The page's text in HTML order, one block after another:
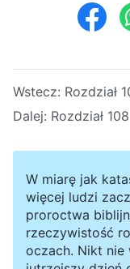
Wstecz: Rozdział
Dalej: Rozdział 108
W miarę jak
więcej ludzi
proroctwa
rzeczywistość
oczach. Nikt nie